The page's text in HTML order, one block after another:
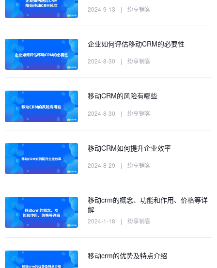
2024-9-13 | 纷享销客
企业如何评估移动CRM的必要性
2024-8-30 | 纷享销客
移动CRM的风险有哪些
2024-8-30 | 纷享销客
移动CRM如何提升企业效率
2024-8-29 | 纷享销客
移动crm的概念、功能和作用、价格等详
解
2024-1-18 | 纷享销客
移动crm的优势及特点介绍